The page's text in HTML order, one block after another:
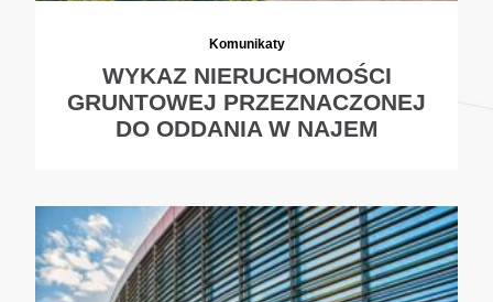
Komunikaty
WYKAZ NIERUCHOMOŚCI
GRUNTOWEJ PRZEZNACZONEJ
DO ODDANIA W NAJEM